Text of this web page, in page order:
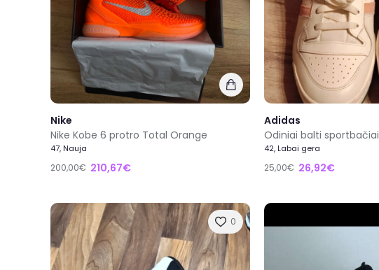
Nike
Nike Kobe 6 protro Total Orange
47, Nauja
200,00€ 210,67€
Adidas
Odiniai balti sportbačiai
42, Labai gera
25,00€ 26,92€
0